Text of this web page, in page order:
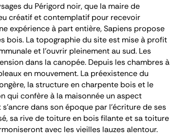
du Périgord noir, que la maire de
créatif et contemplatif pour recevoir
expérience à part entière, Sapiens propose
bois. La topographie du site est mise à profit
et l’ouvrir pleinement au sud. Les
dans la canopée. Depuis les chambres à
en mouvement. La préexistence du
la structure en charpente bois et le
qui confère à la maisonnée un aspect
dans son époque par l’écriture de ses
sa rive de toiture en bois filante et sa toiture
avec les vieilles lauzes alentour.